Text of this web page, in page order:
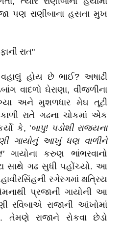
પણ રાણીબાના હસતા મુખ
રાત"
હોય છે ભાઈ? અષાઢી
વાદળો ઘેરાણા, વીજળીના
અને મુશળધાર મેઘ તૂટી
રાતે ગઢના ચોકમાં એક
કે, 'બાપુ! પડોશી રાજ્યના
ગાયોનું આખું ધણ વાળીને
ગાયોના કરુણ ભાંભરવાનો
સાથે ગઢ સુધી પહોંચ્યો. આ
રગેરગમાં ક્ષત્રિય
પ્રજાની ગાયોની આ
રવિબાએ રાજાની આંખોમાં
તેમણે રાજાને રોકવા છેડો